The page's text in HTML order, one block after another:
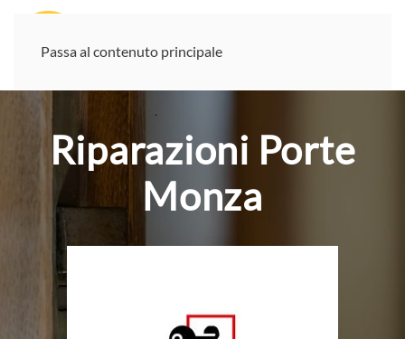
Passa al contenuto principale
Riparazioni Porte
Monza